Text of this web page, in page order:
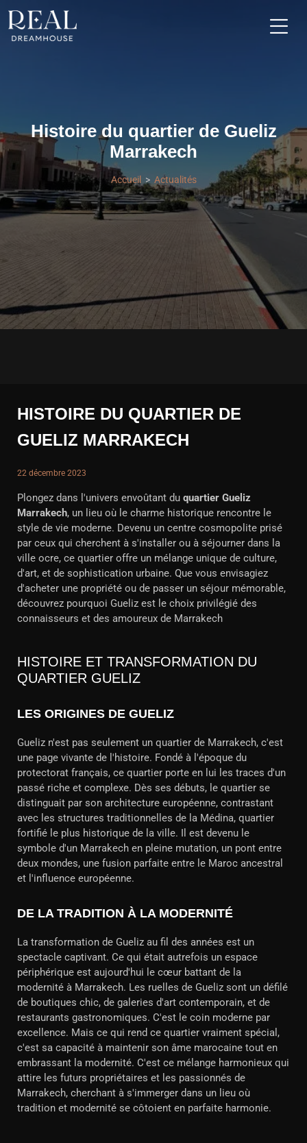
Histoire du quartier de Gueliz
Marrakech
Accueil Actualités
HISTOIRE DU QUARTIER DE
GUELIZ MARRAKECH
22 décembre 2023
Plongez dans l'univers envoûtant du quartier Gueliz
Marrakech, un lieu où le charme historique rencontre le
style de vie moderne. Devenu un centre cosmopolite prisé
par ceux qui cherchent à s'installer ou à séjourner dans la
ville ocre, ce quartier offre un mélange unique de culture,
d'art, et de sophistication urbaine. Que vous envisagiez
d'acheter une propriété ou de passer un séjour mémorable,
découvrez pourquoi Gueliz est le choix privilégié des
connaisseurs et des amoureux de Marrakech
HISTOIRE ET TRANSFORMATION DU
QUARTIER GUELIZ
LES ORIGINES DE GUELIZ
Gueliz n'est pas seulement un quartier de Marrakech, c'est
une page vivante de l'histoire. Fondé à l'époque du
protectorat français, ce quartier porte en lui les traces d'un
passé riche et complexe. Dès ses débuts, le quartier se
distinguait par son architecture européenne, contrastant
avec les structures traditionnelles de la Médina, quartier
fortifié le plus historique de la ville. Il est devenu le
symbole d'un Marrakech en pleine mutation, un pont entre
deux mondes, une fusion parfaite entre le Maroc ancestral
et l'influence européenne.
DE LA TRADITION À LA MODERNITÉ
La transformation de Gueliz au fil des années est un
spectacle captivant. Ce qui était autrefois un espace
périphérique est aujourd'hui le cœur battant de la
modernité à Marrakech. Les ruelles de Gueliz sont un défilé
de boutiques chic, de galeries d'art contemporain, et de
restaurants gastronomiques. C'est le coin moderne par
excellence. Mais ce qui rend ce quartier vraiment spécial,
c'est sa capacité à maintenir son âme marocaine tout en
embrassant la modernité. C'est ce mélange harmonieux qui
attire les futurs propriétaires et les passionnés de
Marrakech, cherchant à s'immerger dans un lieu où
tradition et modernité se côtoient en parfaite harmonie.